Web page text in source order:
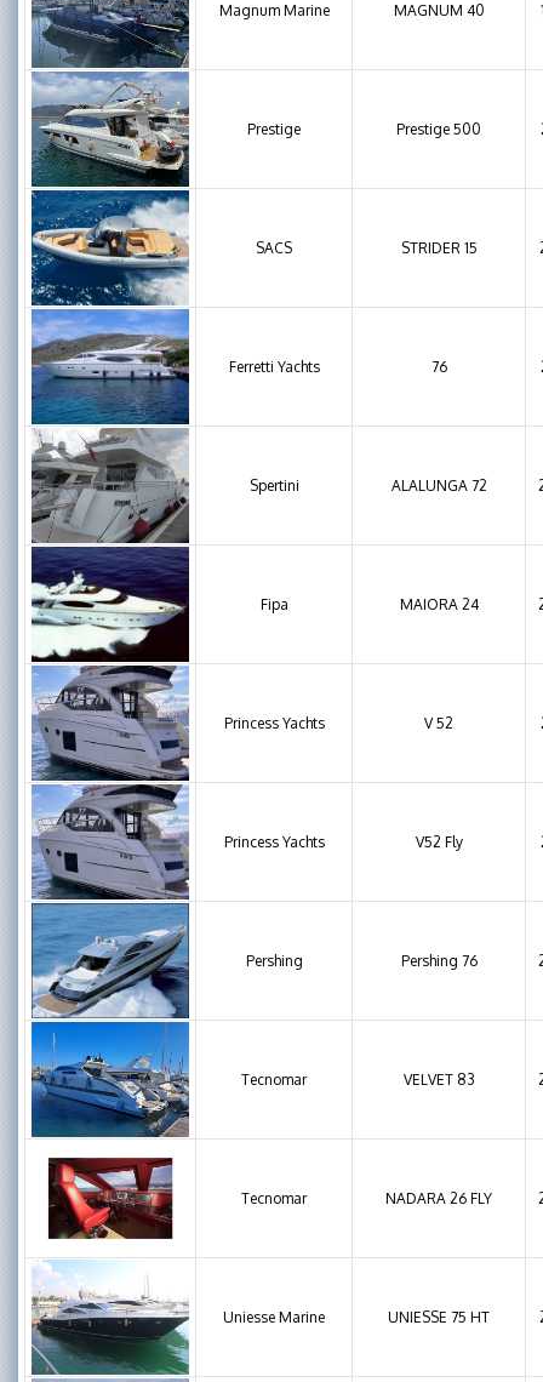
Magnum Marine MAGNUM 40
Prestige Prestige 500
SACS STRIDER 15
Ferretti Yachts 76
Spertini ALALUNGA 72
Fipa MAIORA 24
Princess Yachts V 52
Princess Yachts V52 Fly
Pershing Pershing 76
Tecnomar VELVET 83
Tecnomar NADARA 26 FLY
Uniesse Marine UNIESSE 75 HT